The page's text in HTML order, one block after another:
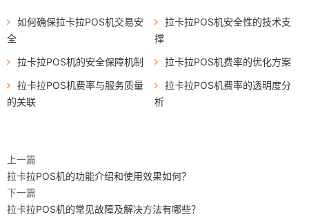
如何确保拉卡拉POS机交易安
全
拉卡拉POS机安全性的技术支
撑
拉卡拉POS机的安全保障机制
拉卡拉POS机费率的优化方案
拉卡拉POS机费率与服务质量
的关联
拉卡拉POS机费率的透明度分
析
上一篇
拉卡拉POS机的功能介绍和使用效果如何？
下一篇
拉卡拉POS机的常见故障及解决方法有哪些？